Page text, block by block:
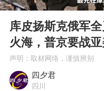
白
方
上
Play
库皮扬斯克俄军
火海，普京要战
声明：取材网络，谨慎辨别
四夕君
四川